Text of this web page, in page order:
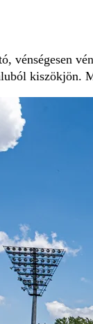
vénségesen
kiszökjön.